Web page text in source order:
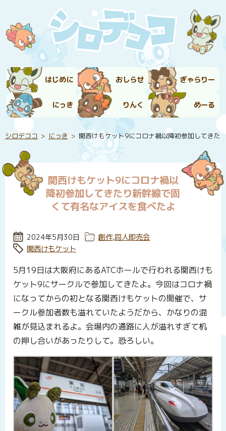
はじめに おしらせ ぎゃらりー
にっき りんく めーる
シロデココ にっき 関西けもケット9にコロナ禍以降初参加してきた
関西けもケット9にコロナ禍以
降初参加してきたり新幹線で固
くて有名なアイスを食べたよ
投稿日:
2024年5月30日 カテゴリー:
創作,同人即売会
タグ:
関西けもケット
5月19日は大阪府にあるATCホールで行われる関西けも
ケット9にサークルで参加してきたよ。今回はコロナ禍
になってからの初となる関西けもケットの開催で、サ
ークル参加者数も溢れていたようだから、かなりの混
雑が見込まれるよ。会場内の通路に人が溢れすぎて机
の押し合いがあったりして。恐ろしい。